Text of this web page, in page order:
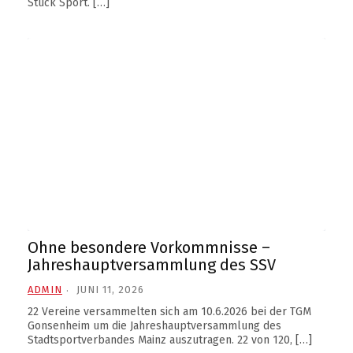
Ohne besondere Vorkommnisse –
Jahreshauptversammlung des SSV
ADMIN JUNI 11, 2026
22 Vereine versammelten sich am 10.6.2026 bei der TGM
Gonsenheim um die Jahreshauptversammlung des
Stadtsportverbandes Mainz auszutragen. 22 von 120, […]